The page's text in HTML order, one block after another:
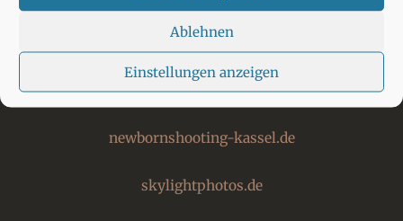
Ablehnen
Einstellungen anzeigen
34379 Kassel-Calden
Telefon: 05677.9210272 (24h AB)
Links
newbornshooting-kassel.de
skylightphotos.de